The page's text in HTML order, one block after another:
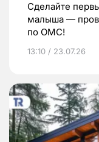
Сделайте
малыша —
по ОМС!
13:10 / 23.07.26